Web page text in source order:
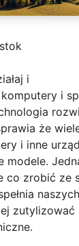
i
i
że
i inne
modele.
co zrobić ze
zutylizować